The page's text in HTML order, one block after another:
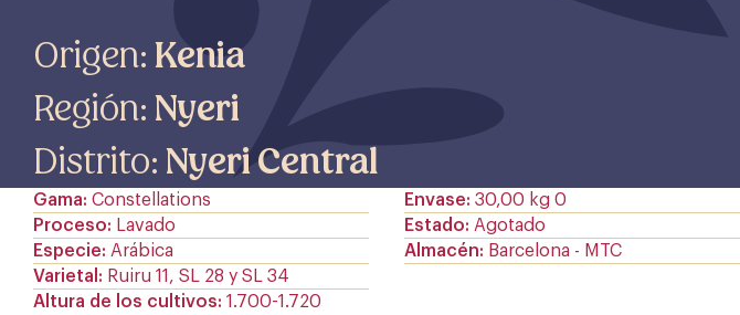
Origen:Kenia
Región:Nyeri
Distrito:Nyeri Central
Gama Constellations
Proceso
Lavado
Especie
Arábica
Varietal
Ruiru 11, SL 28 y SL 34
Altura de los cultivos 1.700-1.720
Envase 30,00 kg 0
Estado
Agotado
Almacén
Barcelona - MTC